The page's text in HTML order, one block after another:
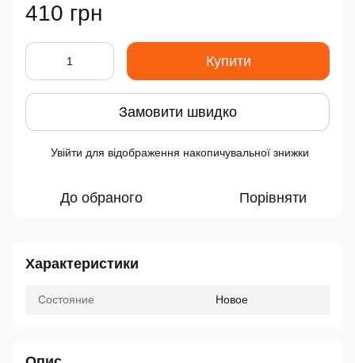
410 грн
Купити
Замовити швидко
Увійти для відображення накопичувальної знижки
До обраного Порівняти
Характеристики
Состояние Новое